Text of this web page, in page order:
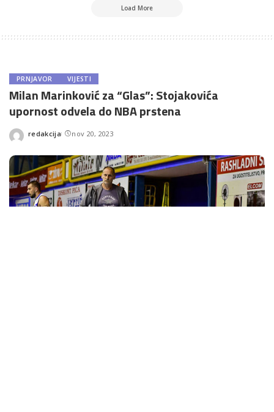
Load More
PRNJAVOR VIJESTI
Milan Marinković za “Glas”: Stojakovića
upornost odvela do NBA prstena
Posted
redakcija nov 20, 2023